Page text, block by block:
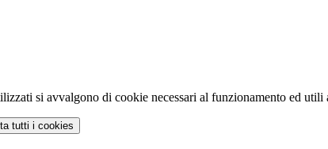
si avvalgono di cookie necessari al funzionamento ed
tutti i cookies